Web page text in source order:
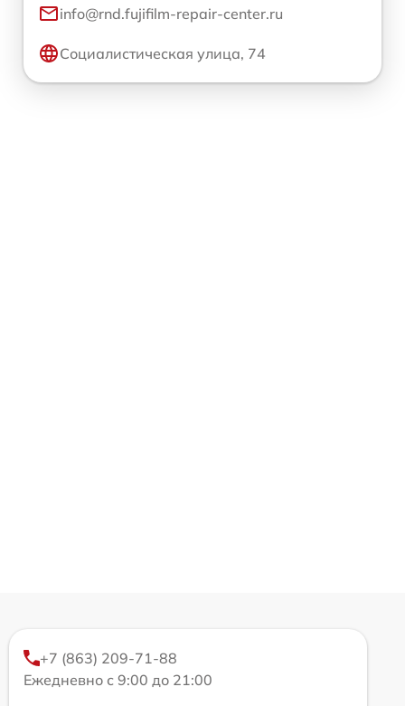
info@rnd.fujifilm-repair-center.ru
Социалистическая улица, 74
+7 (863) 209-71-88
Ежедневно с 9:00 до 21:00